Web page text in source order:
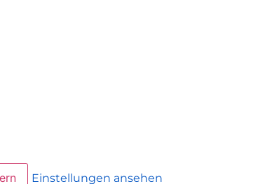
Einstellungen ansehen